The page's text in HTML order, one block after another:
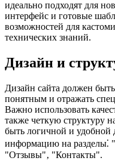
идеально подходят для
интерфейс и готовые
возможностей для
технических знаний.
Дизайн и
Дизайн сайта должен
понятным и отражать
Важно использовать
также четкую структуру
быть логичной и удобной
информацию на разделы⁚
"Отзывы"‚ "Контакты".